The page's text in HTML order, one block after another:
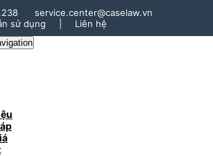
service.center@caselaw.vn
sử dụng
Liên hệ